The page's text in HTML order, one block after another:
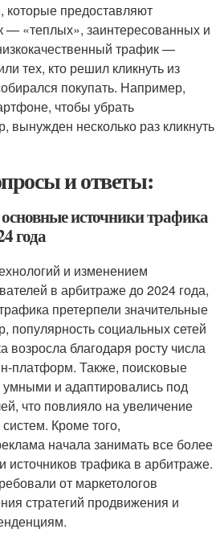
которые предоставляют
— «теплых», заинтересованных и
трафик —
тех, кто решил кликнуть из
покупать. Например,
чтобы убрать
несколько раз кликнуть
и ответы:
источники трафика
года
и изменением
в арбитраже до 2024 года,
претерпели значительные
популярность социальных сетей
возросла благодаря росту числа
платформ. Также, поисковые
и адаптировались под
что повлияло на увеличение
Кроме того,
начала занимать все более
источников трафика в арбитраже.
от маркетологов
стратегий продвижения и